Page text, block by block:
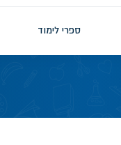
ספרי לימוד